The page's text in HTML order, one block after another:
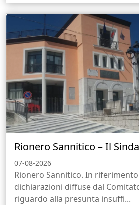
Rionero Sannitico – Il
07-08-2026
Rionero Sannitico. In
dichiarazioni diffuse dal
riguardo alla presunta insuffi...